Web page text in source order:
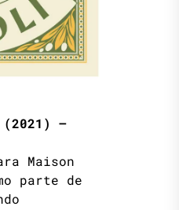
–
Maison
parte de